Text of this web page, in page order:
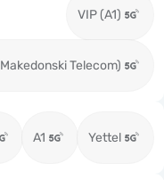
VIP (A1)
Telecom)
A1 Yettel